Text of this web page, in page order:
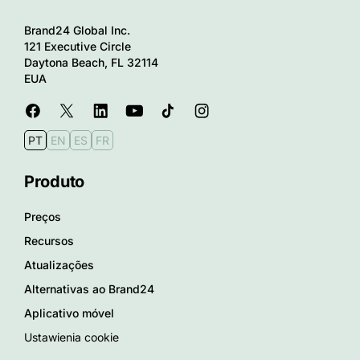
Brand24 Global Inc.
121 Executive Circle
Daytona Beach, FL 32114
EUA
PT EN ES FR
Produto
Preços
Recursos
Atualizações
Alternativas ao Brand24
Aplicativo móvel
Ustawienia cookie